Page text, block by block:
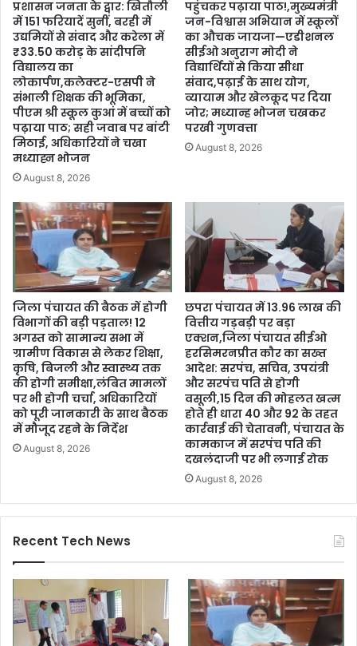
प्रशासन जनता के द्वार: खितौली
में 151 फरियादें सुनीं, बरही में
उद्यमियों से संवाद और करेला में
₹33.50 करोड़ के सांदीपनि
विद्यालय का
लोकार्पण,कलेक्टर-एसपी ने
संभाली शिक्षक की भूमिका,
पीएम श्री स्कूल कुआं में बच्चों को
पढ़ाया पाठ; सही जवाब पर बांटी
मिठाई, अधिकारियों ने चखा
मध्याह्न भोजन
August 8, 2026
पहुंचकर पढ़ाया पाठ!,मुख्यमंत्री
जन-विश्वास अभियान में स्कूलों
का औचक जायजा—एडीशनल
सीईओ अनुराग मोदी ने
विद्यार्थियों से किया सीधा
संवाद,पढ़ाई के साथ योग,
व्यायाम और खेलकूद पर दिया
जोर; मध्यान्ह भोजन चखकर
परखी गुणवत्ता
August 8, 2026
जिला पंचायत की बैठक में होगी
विभागों की बड़ी पड़ताल! 12
अगस्त को सामान्य सभा में
ग्रामीण विकास से लेकर शिक्षा,
कृषि, बिजली और स्वास्थ्य तक
की होगी समीक्षा,लंबित मामलों
पर भी होगी चर्चा, अधिकारियों
को पूरी जानकारी के साथ बैठक
में मौजूद रहने के निर्देश
August 8, 2026
छपरा पंचायत में 13.96 लाख की
वित्तीय गड़बड़ी पर बड़ा
एक्शन,जिला पंचायत सीईओ
हरसिमरनप्रीत कौर का सख्त
आदेश: सरपंच, सचिव, उपयंत्री
और सरपंच पति से होगी
वसूली,15 दिन की मोहलत खत्म
होते ही धारा 40 और 92 के तहत
कार्रवाई की चेतावनी, पंचायत के
कामकाज में सरपंच पति की
दखलंदाजी पर भी लगाई रोक
August 8, 2026
Recent Tech News